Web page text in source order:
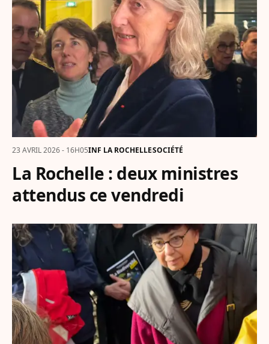
23 AVRIL 2026 - 16H05INF LA ROCHELLESOCIÉTÉ
La Rochelle : deux ministres
attendus ce vendredi